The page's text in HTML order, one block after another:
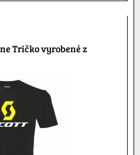
Tričko vyrobené z